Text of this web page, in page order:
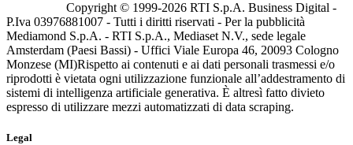
Copyright © 1999-2026 RTI S.p.A. Business Digital -
P.Iva 03976881007 - Tutti i diritti riservati - Per la pubblicità
Mediamond S.p.A. - RTI S.p.A., Mediaset N.V., sede legale
Amsterdam (Paesi Bassi) - Uffici Viale Europa 46, 20093 Cologno
Monzese (MI)Rispetto ai contenuti e ai dati personali trasmessi e/o
riprodotti è vietata ogni utilizzazione funzionale all’addestramento di
sistemi di intelligenza artificiale generativa. È altresì fatto divieto
espresso di utilizzare mezzi automatizzati di data scraping.
Legal